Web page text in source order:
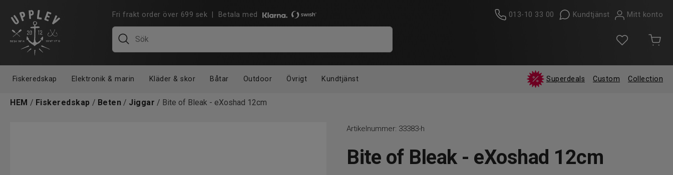
Fri frakt order över 699 sek | Betala med 013-10 33 00 Kundtjänst Mitt konto
Fiskeredskap Elektronik & marin Kläder & skor Båtar Outdoor Övrigt Kundtjänst Superdeals Custom Collection
HEM / Fiskeredskap / Beten / Jiggar / Bite of Bleak - eXoshad 12cm
Artikelnummer: 33383-h
Bite of Bleak - eXoshad 12cm